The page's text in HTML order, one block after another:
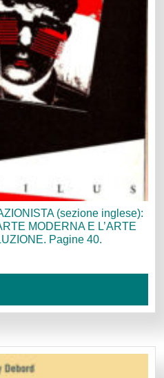
(sezione inglese):
MODERNA E L’ARTE
Pagine 40.